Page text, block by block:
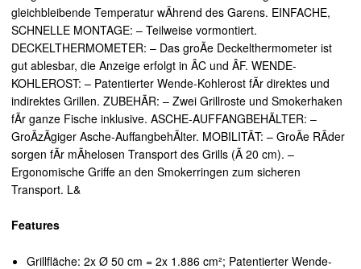
gleichbleibende Temperatur wÃhrend des Garens. EINFACHE,
SCHNELLE MONTAGE: – Teilweise vormontiert.
DECKELTHERMOMETER: – Das groÃe Deckelthermometer ist
gut ablesbar, die Anzeige erfolgt in ÂC und ÂF. WENDE-
KOHLEROST: – Patentierter Wende-Kohlerost fÃr direktes und
indirektes Grillen. ZUBEHÃR: – Zwei Grillroste und Smokerhaken
fÃr ganze Fische inklusive. ASCHE-AUFFANGBEHÃLTER: –
GroÃzÃgiger Asche-AuffangbehÃlter. MOBILITÃT: – GroÃe RÃder
sorgen fÃr mÃhelosen Transport des Grills (Ã 20 cm). –
Ergonomische Griffe an den Smokerringen zum sicheren
Transport. L&
Features
Grillfläche: 2x Ø 50 cm = 2x 1.886 cm²; Patentierter Wende-